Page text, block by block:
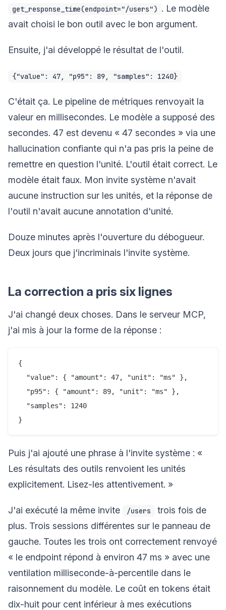
get_response_time(endpoint="/users") . Le modèle
avait choisi le bon outil avec le bon argument.
Ensuite, j'ai développé le résultat de l'outil.
{"value": 47, "p95": 89, "samples": 1240}
C'était ça. Le pipeline de métriques renvoyait la
valeur en millisecondes. Le modèle a supposé des
secondes. 47 est devenu « 47 secondes » via une
hallucination confiante qui n'a pas pris la peine de
remettre en question l'unité. L'outil était correct. Le
modèle était faux. Mon invite système n'avait
aucune instruction sur les unités, et la réponse de
l'outil n'avait aucune annotation d'unité.
Douze minutes après l'ouverture du débogueur.
Deux jours que j'incriminais l'invite système.
La correction a pris six lignes
J'ai changé deux choses. Dans le serveur MCP,
j'ai mis à jour la forme de la réponse :
{
  "value": { "amount": 47, "unit": "ms" },
  "p95": { "amount": 89, "unit": "ms" },
  "samples": 1240
Puis j'ai ajouté une phrase à l'invite système : «
Les résultats des outils renvoient les unités
explicitement. Lisez-les attentivement. »
J'ai exécuté la même invite /users
trois fois de
plus. Trois sessions différentes sur le panneau de
gauche. Toutes les trois ont correctement renvoyé
« le endpoint répond à environ 47 ms » avec une
ventilation milliseconde-à-percentile dans le
raisonnement du modèle. Le coût en tokens était
dix-huit pour cent inférieur à mes exécutions